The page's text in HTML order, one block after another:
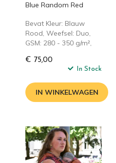
Blue Random Red
Bevat Kleur: Blauw
Rood, Weefsel: Duo,
GSM: 280 - 350 g/m²,
€ 75,00
In Stock
IN WINKELWAGEN